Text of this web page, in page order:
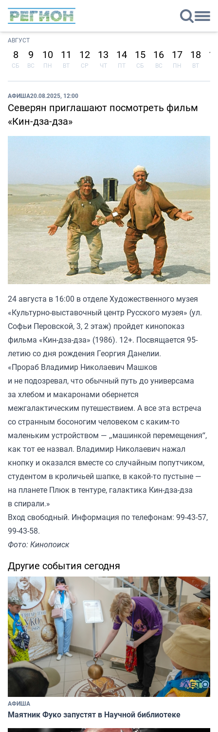
АВГУСТ
8
СБ
9
ВС
10
ПН
11
ВТ
12
СР
13
ЧТ
14
ПТ
15
СБ
16
ВС
17
ПН
18
ВТ
АФИША20.08.2025, 12:00
Северян приглашают посмотреть фильм
«Кин-дза-дза»
24 августа в 16:00 в отделе Художественного музея
«Культурно-выставочный центр Русского музея» (ул.
Софьи Перовской, 3, 2 этаж) пройдет кинопоказ
фильма «Кин-дза-дза» (1986). 12+. Посвящается 95-
летию со дня рождения Георгия Данелии.
«Прораб Владимир Николаевич Машков
и не подозревал, что обычный путь до универсама
за хлебом и макаронами обернется
межгалактическим путешествием. А все эта встреча
со странным босоногим человеком с каким-то
маленьким устройством — „машинкой перемещения“,
как тот ее назвал. Владимир Николаевич нажал
кнопку и оказался вместе со случайным попутчиком,
студентом в кроличьей шапке, в какой-то пустыне —
на планете Плюк в тентуре, галактика Кин-дза-дза
в спирали.»
Вход свободный. Информация по телефонам: 99-43-57,
99-43-58.
Фото: Кинопоиск
Другие события сегодня
АФИША
Маятник Фуко запустят в Научной библиотеке